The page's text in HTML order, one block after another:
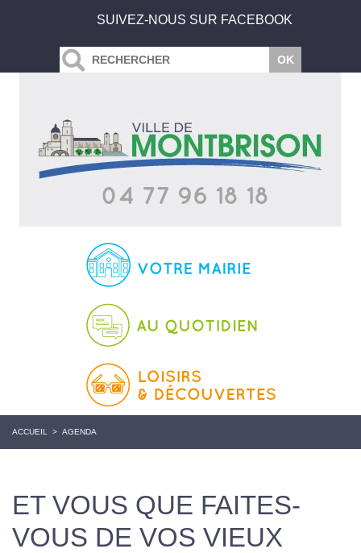
SUIVEZ-NOUS SUR FACEBOOK
ACCUEIL > AGENDA
ET VOUS QUE FAITES-
VOUS DE VOS VIEUX